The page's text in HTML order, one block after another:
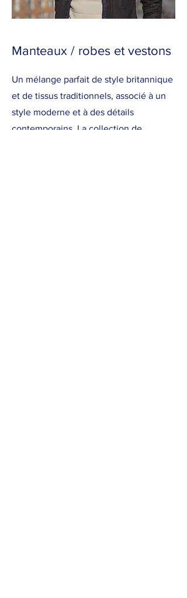
Manteaux / robes et vestons
Un mélange parfait de style britannique
et de tissus traditionnels, associé à un
style moderne et à des détails
contemporains. La collection de